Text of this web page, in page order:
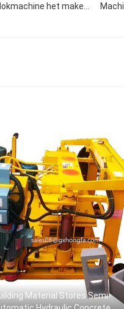
het maken
Material Stores Semi-